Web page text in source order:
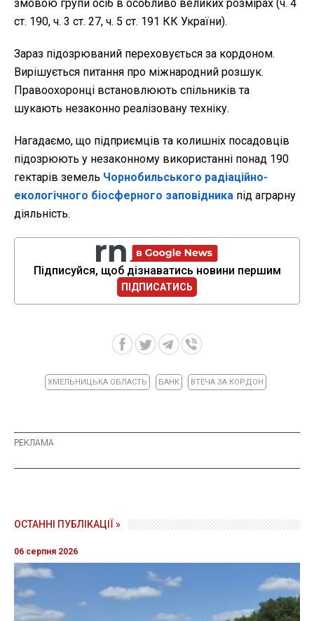
змовою групи осіб в особливо великих розмірах (ч. 4
ст. 190, ч. 3 ст. 27, ч. 5 ст. 191 КК України).
Зараз підозрюваний переховується за кордоном.
Вирішується питання про міжнародний розшук.
Правоохоронці встановлюють спільників та
шукають незаконно реалізовану техніку.
Нагадаємо, що підприємців та колишніх посадовців
підозрюють у незаконному використанні понад 190
гектарів земель Чорнобильського радіаційно-
екологічного біосферного заповідника під аграрну
діяльність.
Підписуйся, щоб дізнаватись новини першим
ПІДПИСАТИСЬ
ХМЕЛЬНИЦЬКА ОБЛАСТЬ БАНК ВТЕЧА ЗА КОРДОН
ОСТАННІ ПУБЛІКАЦІЇ »
06 серпня 2026